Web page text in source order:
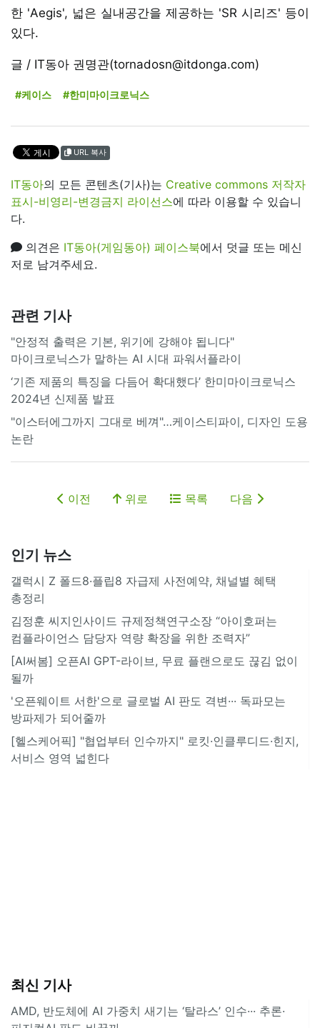
한 'Aegis', 넓은 실내공간을 제공하는 'SR 시리즈' 등이
있다.
글 / IT동아 권명관(tornadosn@itdonga.com)
#케이스 #한미마이크로닉스
URL 복사
IT동아의 모든 콘텐츠(기사)는 Creative commons 저작자
표시-비영리-변경금지 라이선스에 따라 이용할 수 있습니
다.
의견은 IT동아(게임동아) 페이스북에서 덧글 또는 메신
저로 남겨주세요.
관련 기사
"안정적 출력은 기본, 위기에 강해야 됩니다"
마이크로닉스가 말하는 AI 시대 파워서플라이
‘기존 제품의 특징을 다듬어 확대했다’ 한미마이크로닉스
2024년 신제품 발표
"이스터에그까지 그대로 베껴"…케이스티파이, 디자인 도용
논란
이전 위로 목록 다음
인기 뉴스
갤럭시 Z 폴드8·플립8 자급제 사전예약, 채널별 혜택
총정리
김정훈 씨지인사이드 규제정책연구소장 “아이호퍼는
컴플라이언스 담당자 역량 확장을 위한 조력자”
[AI써봄] 오픈AI GPT-라이브, 무료 플랜으로도 끊김 없이
될까
'오픈웨이트 서한'으로 글로벌 AI 판도 격변··· 독파모는
방파제가 되어줄까
[헬스케어픽] "협업부터 인수까지" 로킷·인클루디드·힌지,
서비스 영역 넓힌다
최신 기사
AMD, 반도체에 AI 가중치 새기는 ‘탈라스’ 인수··· 추론·